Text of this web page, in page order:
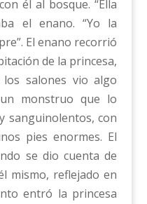
él al bosque. “Ella
el enano. “Yo la
El enano recorrió
de la princesa,
salones vio algo
monstruo que lo
sanguinolentos, con
pies enormes. El
se dio cuenta de
mismo, reflejado en
entró la princesa